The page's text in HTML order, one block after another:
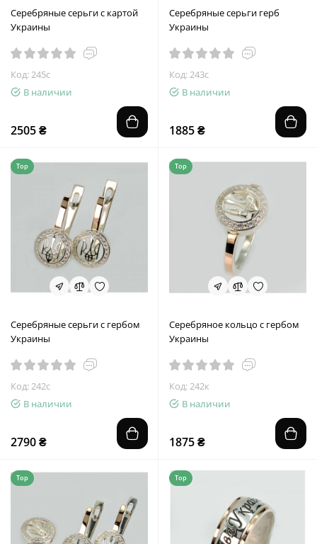
Серебряные серьги с картой
Украины
Код: 245с
В наличии
2505 ₴
Серебряные серьги герб
Украины
Код: 243с
В наличии
1885 ₴
Top
Серебряные серьги с гербом
Украины
Код: 242с
В наличии
2790 ₴
Top
Серебряное кольцо с гербом
Украины
Код: 242к
В наличии
1875 ₴
Top Top